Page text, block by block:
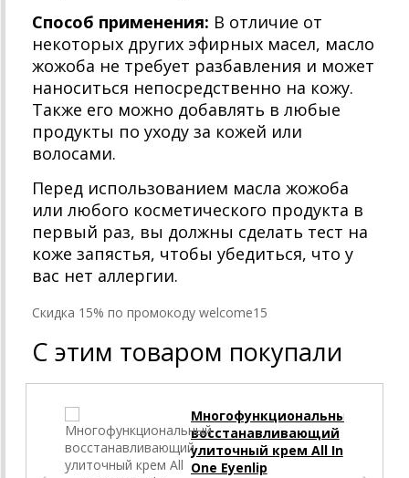
Способ применения: В отличие от
некоторых других эфирных масел, масло
жожоба не требует разбавления и может
наноситься непосредственно на кожу.
Также его можно добавлять в любые
продукты по уходу за кожей или
волосами.
Перед использованием масла жожоба
или любого косметического продукта в
первый раз, вы должны сделать тест на
коже запястья, чтобы убедиться, что у
вас нет аллергии.
Cкидка 15% по промокоду welcome15
С этим товаром покупали
Многофункциональный
восстанавливающий
улиточный крем All In
One Eyenlip